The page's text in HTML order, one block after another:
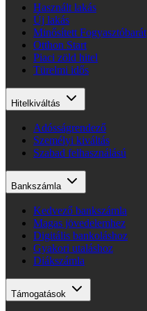
Használt lakás
Új lakás
Minősített Fogyasztóbarát
Otthon Start
Piaci zöld hitel
Türelmi idős
Hitelkiváltás
Adósságrendező
Személyi kiváltás
Szabad felhasználású
Bankszámla
Kedvező bankszámla
Magas jövedelemhez
Digitális bankoláshoz
Gyakori utaláshoz
Diákszámla
Támogatások